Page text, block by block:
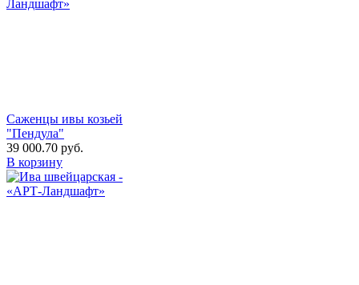
Саженцы ивы козьей
"Пендула"
39 000.70 руб.
В корзину